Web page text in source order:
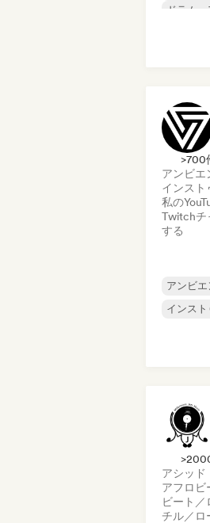
ドラム
>700
アンビエ
インスト
私の
Twitchチ
する
アンビエ
インス
アシッド
アフロビ
ビート／
チル／ロ